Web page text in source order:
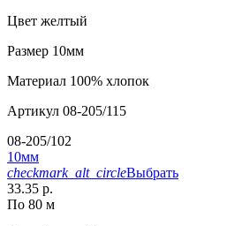
Цвет желтый
Размер 10мм
Материал 100% хлопок
Артикул 08-205/115
08-205/102
10мм
checkmark_alt_circleВыбрать
33.35 р.
По 80 м